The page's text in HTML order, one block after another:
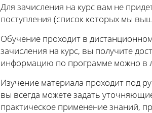
Для зачисления на курс вам не
поступления (список которых мы
Обучение проходит в
зачисления на курс, вы получите
информацию по программе можно в
Изучение материала проходит под
вы всегда можете задать
практическое применение знаний,